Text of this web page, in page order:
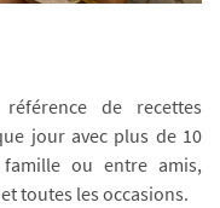
de recettes
jour avec plus de 10
ou entre amis,
toutes les occasions.